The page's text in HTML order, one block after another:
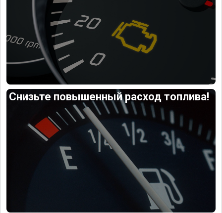
Снизьте повышенный расход топлива!